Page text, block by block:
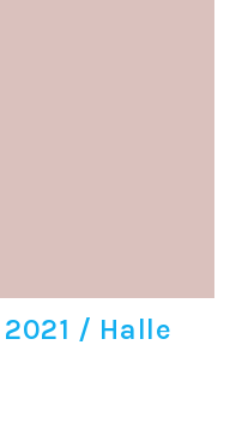
2021 / Halle